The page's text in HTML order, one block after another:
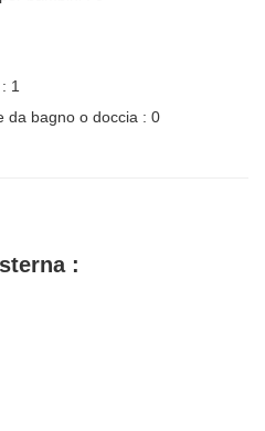
1
da bagno o doccia : 0
: